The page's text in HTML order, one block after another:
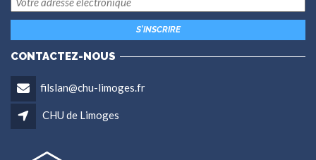
CONTACTEZ-NOUS
filslan@chu-limoges.fr
CHU de Limoges